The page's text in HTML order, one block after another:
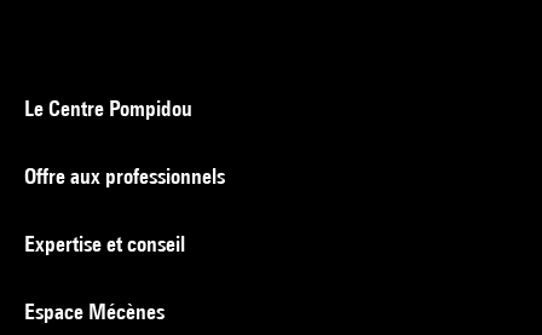
Le Centre Pompidou
Offre aux professionnels
Expertise et conseil
Espace Mécènes